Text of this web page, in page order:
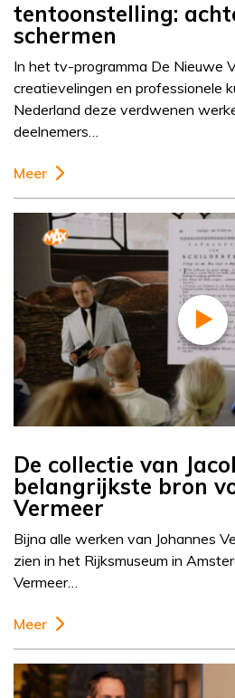
tentoonstelling:
schermen
In het tv-programma De Nieuwe
creatievelingen en professionele
Nederland deze verdwenen
deelnemers…
Meer
De collectie van
belangrijkste bron
Vermeer
Bijna alle werken van Johannes
zien in het Rijksmuseum in
Vermeer…
Meer